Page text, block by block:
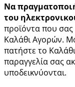
Να
του
προϊόντα που
Καλάθι Αγορών.
πατήστε το
παραγγελία σας
υποδεικνύονται.